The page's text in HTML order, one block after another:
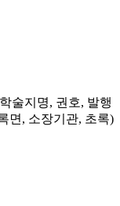
술지명, 권호, 발행
면, 소장기관, 초록)